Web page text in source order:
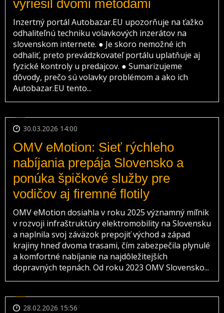
vyriešil dvomi metódami
Inzertný portál Autobazar.EU upozorňuje na ťažko
odhaliteľnú techniku volavkových inzerátov na
slovenskom internete. ● Je skoro nemožné ich
odhaliť, preto prevádzkovateľ portálu uplatňuje aj
fyzické kontroly u predajcov. ● Sumarizujeme
dôvody, prečo sú volavky problémom a ako ich
Autobazar.EU tento...
30.03.2026 14:00
OMV eMotion: Sieť rýchleho
nabíjania prepája Slovensko a
ponúka špičkové služby pre
vodičov aj firemné flotily
OMV eMotion dosiahla v roku 2025 významný míľnik
v rozvoji infraštruktúry elektromobility na Slovensku
a naplnila svoj záväzok prepojiť východ a západ
krajiny hneď dvoma trasami, čím zabezpečila plynulé
a komfortné nabíjanie na najdôležitejších
dopravných tepnách. Od roku 2023 OMV Slovensko...
28.02.2026 15:56